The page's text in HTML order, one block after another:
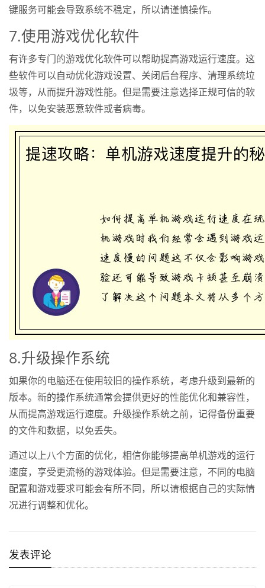
键服务可能会导致系统不稳定，所以请谨慎操作。
7.使用游戏优化软件
有许多专门的游戏优化软件可以帮助提高游戏运行速度。这
些软件可以自动优化游戏设置、关闭后台程序、清理系统垃
圾等，从而提升游戏性能。但是需要注意选择正规可信的软
件，以免安装恶意软件或者病毒。
8.升级操作系统
如果你的电脑还在使用较旧的操作系统，考虑升级到最新的
版本。新的操作系统通常会提供更好的性能优化和兼容性，
从而提高游戏运行速度。升级操作系统之前，记得备份重要
的文件和数据，以免丢失。
通过以上八个方面的优化，相信你能够提高单机游戏的运行
速度，享受更流畅的游戏体验。但是需要注意，不同的电脑
配置和游戏要求可能会有所不同，所以请根据自己的实际情
况进行调整和优化。
发表评论